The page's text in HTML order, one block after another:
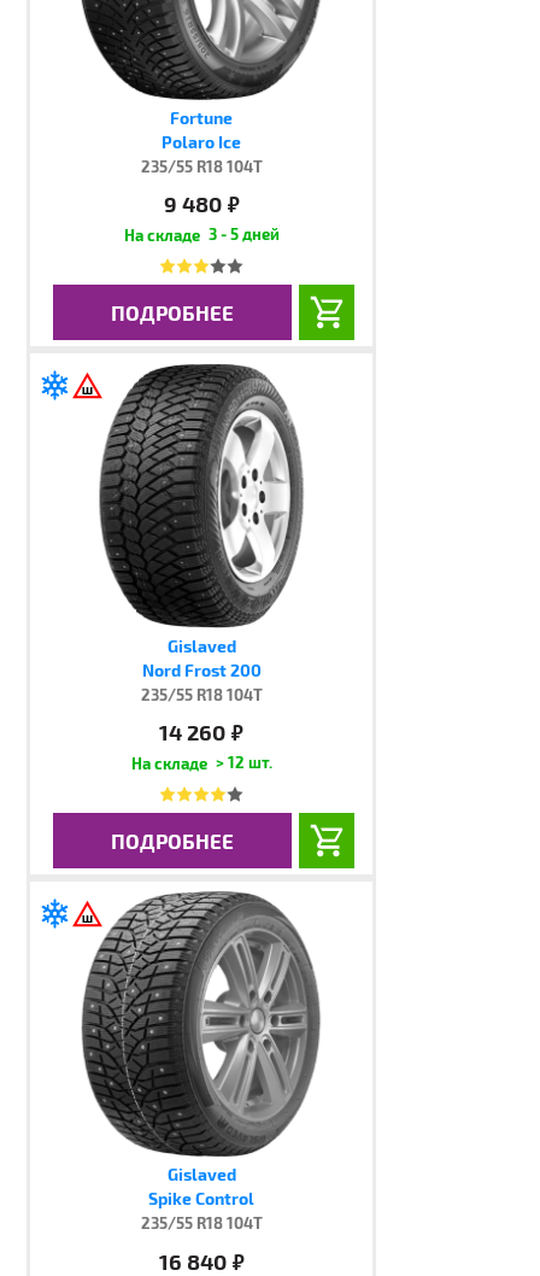
Fortune
Polaro Ice
235/55 R18 104T
9 480 руб.
3 - 5 дней
ПОДРОБНЕЕ
Gislaved
Nord Frost 200
235/55 R18 104T
14 260 руб.
> 12 шт.
ПОДРОБНЕЕ
Gislaved
Spike Control
235/55 R18 104T
16 840 руб.